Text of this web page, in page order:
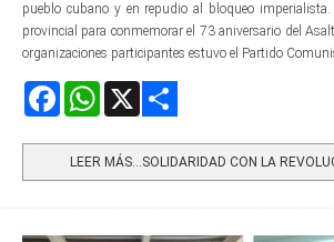
pueblo cubano y en repudio al bloqueo
provincial para conmemorar el 73 aniversario del
organizaciones participantes estuvo el Partido
FacebookWhatsApp
LEER MÁS…SOLIDARIDAD CON LA